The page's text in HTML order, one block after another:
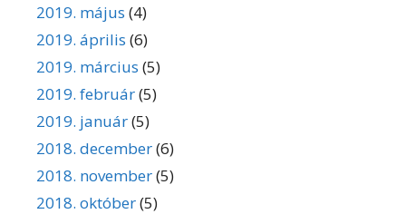
2019. május (4)
2019. április (6)
2019. március (5)
2019. február(5)
2019. január(5)
2018. december(6)
2018. november(5)
2018. október(5)